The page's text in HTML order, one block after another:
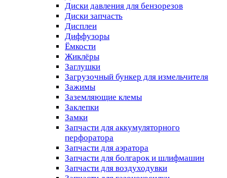
Диски давления для бензорезов
Диски запчасть
Дисплеи
Диффузоры
Ёмкости
Жиклёры
Заглушки
Загрузочный бункер для измельчителя
Зажимы
Заземляющие клемы
Заклепки
Замки
Запчасти для аккумуляторного
перфоратора
Запчасти для аэратора
Запчасти для болгарок и шлифмашин
Запчасти для воздуходувки